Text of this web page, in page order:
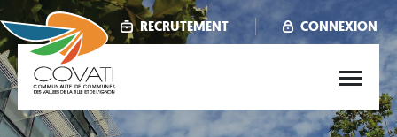
Aller
au
contenu
principal
RECRUTEMENT CONNEXION
Main
menu